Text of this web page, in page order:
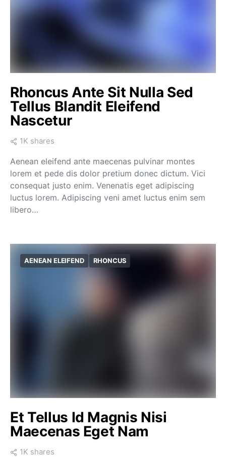
Rhoncus Ante Sit Nulla Sed
Tellus Blandit Eleifend
Nascetur
1K shares
Aenean eleifend ante maecenas pulvinar montes
lorem et pede dis dolor pretium donec dictum. Vici
consequat justo enim. Venenatis eget adipiscing
luctus lorem. Adipiscing veni amet luctus enim sem
libero…
AENEAN ELEIFEND RHONCUS
Et Tellus Id Magnis Nisi
Maecenas Eget Nam
1K shares